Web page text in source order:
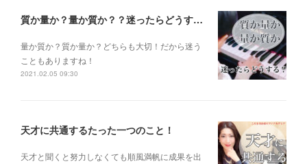
質か量か？量か質か？？迷ったらどうする？？？
量か質か？ 質か量か？ どちらも大切！だから迷う
こともありますね！
2021.02.05 09:30
天才に共通するたった一つのこと！
天才と聞くと 努力しなくても 順風満帆に成果を出